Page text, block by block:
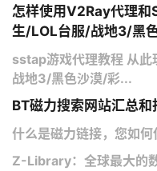
怎样使用V2Ray代理
生/LOL台服/战地3/黑
sstap游戏代理教程 从
战地3/黑色沙漠/彩...
BT磁力搜索网站汇总和
什么是磁力链接，您如何
Z-Library：全球最大的